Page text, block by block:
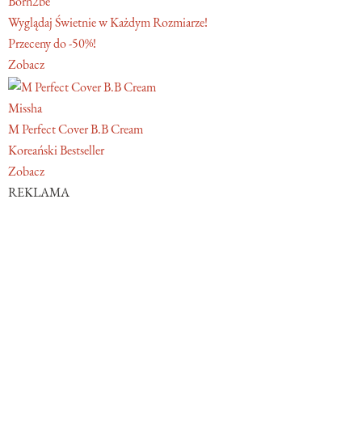
Wyglądaj Świetnie w Każdym Rozmiarze!
Przeceny do -50%!
Zobacz
Missha
M Perfect Cover B.B Cream
Koreański Bestseller
Zobacz
REKLAMA